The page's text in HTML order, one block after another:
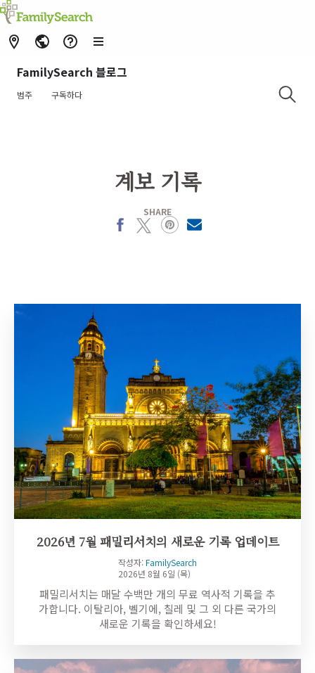
FamilySearch 블로그
범주 구독하다
계보 기록
SHARE
X
2026년 7월 패밀리서치의 새로운 기록 업데이트
작성자:FamilySearch
2026년 8월 6일 (목)
패밀리서치는 매달 수백만 개의 무료 역사적 기록을 추
가합니다. 이탈리아, 벨기에, 칠레 및 그 외 다른 국가의
새로운 기록을 확인하세요!